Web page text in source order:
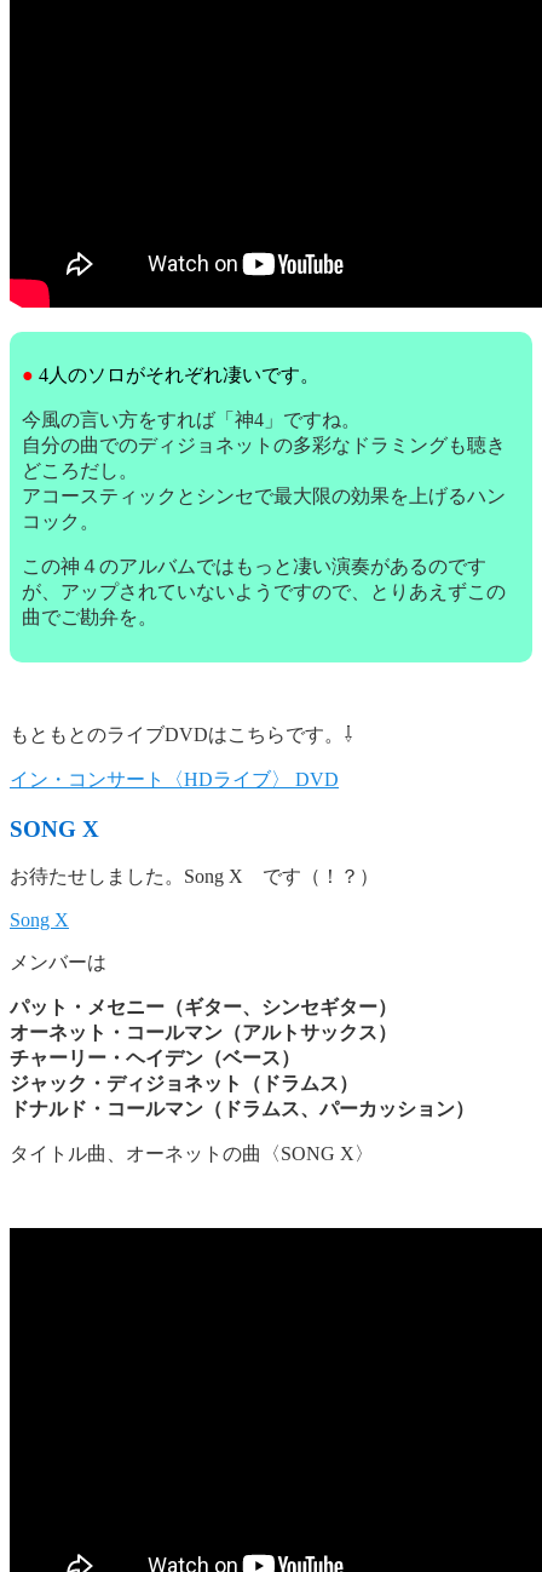
● 4人のソロがそれぞれ凄いです。
今風の言い方をすれば「神4」ですね。
自分の曲でのディジョネットの多彩なドラミングも聴き
どころだし。
アコースティックとシンセで最大限の効果を上げるハン
コック。
この神４のアルバムではもっと凄い演奏があるのです
が、アップされていないようですので、とりあえずこの
曲でご勘弁を。
もともとのライブDVDはこちらです。⇩
イン・コンサート〈HDライブ〉 DVD
SONG X
お待たせしました。Song X です（！？）
Song X
メンバーは
パット・メセニー（ギター、シンセギター）
オーネット・コールマン（アルトサックス）
チャーリー・ヘイデン（ベース）
ジャック・ディジョネット（ドラムス）
ドナルド・コールマン（ドラムス、パーカッション）
タイトル曲、オーネットの曲〈SONG X〉